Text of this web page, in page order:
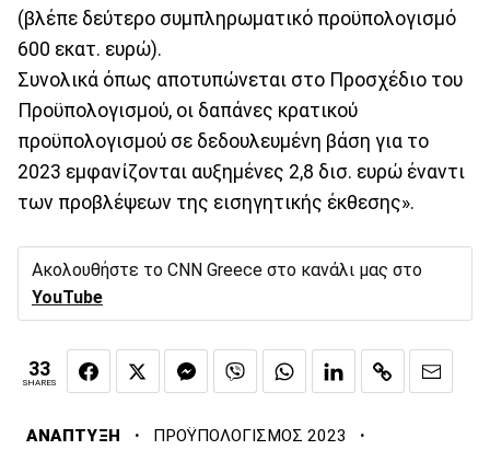
(βλέπε δεύτερο συμπληρωματικό προϋπολογισμό
600 εκατ. ευρώ).
Συνολικά όπως αποτυπώνεται στο Προσχέδιο του
Προϋπολογισμού, οι δαπάνες κρατικού
προϋπολογισμού σε δεδουλευμένη βάση για το
2023 εμφανίζονται αυξημένες 2,8 δισ. ευρώ έναντι
των προβλέψεων της εισηγητικής έκθεσης».
Ακολουθήστε το CNN Greece στο κανάλι μας στο
YouTube
33
SHARES
ΑΝΑΠΤΥΞΗ · ΠΡΟΫΠΟΛΟΓΙΣΜΟΣ 2023 ·